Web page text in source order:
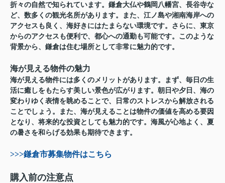
折々の自然で知られています。鎌倉大仏や鶴岡八幡宮、長谷寺な
ど、数多くの観光名所があります。また、江ノ島や湘南海岸への
アクセスも良く、海好きにはたまらない環境です。さらに、東京
からのアクセスも便利で、都心への通勤も可能です。このような
背景から、鎌倉は住む場所として非常に魅力的です。
海が見える物件の魅力
海が見える物件には多くのメリットがあります。まず、毎日の生
活に癒しをもたらす美しい景色が広がります。朝日や夕日、海の
変わりゆく表情を眺めることで、日常のストレスから解放される
ことでしょう。また、海が見えることは物件の価値を高める要因
となり、将来的な投資としても魅力的です。海風が心地よく、夏
の暑さを和らげる効果も期待できます。
>>>鎌倉市募集物件はこちら
購入前の注意点